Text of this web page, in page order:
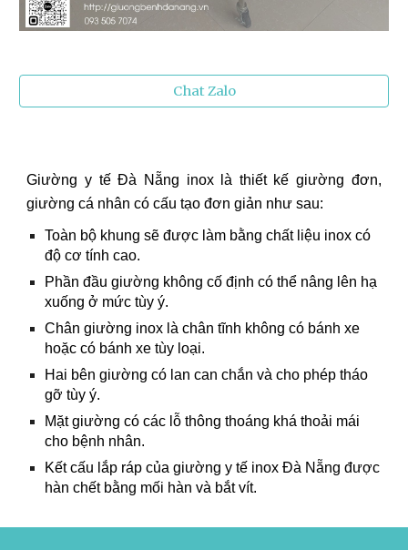
Chat Zalo
Giường y tế Đà Nẵng inox là thiết kế giường đơn,
giường cá nhân có cấu tạo đơn giản như sau:
Toàn bộ khung sẽ được làm bằng chất liệu inox có
độ cơ tính cao.
Phần đầu giường không cố định có thể nâng lên hạ
xuống ở mức tùy ý.
Chân giường inox là chân tĩnh không có bánh xe
hoặc có bánh xe tùy loại.
Hai bên giường có lan can chắn và cho phép tháo
gỡ tùy ý.
Mặt giường có các lỗ thông thoáng khá thoải mái
cho bệnh nhân.
Kết cấu lắp ráp của giường y tế inox Đà Nẵng được
hàn chết bằng mối hàn và bắt vít.